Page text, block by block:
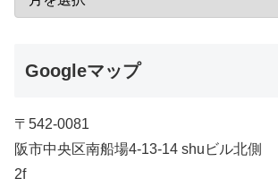
Googleマップ
〒542-0081 大
阪市中央区南船場4-13-14 shuビル北側
2f 定